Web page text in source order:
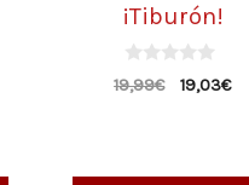
¡Tiburón!
0
d
19,99€ 19,03€